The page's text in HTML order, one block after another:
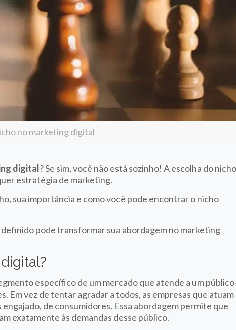
no marketing digital
digital? Se sim, você não está sozinho! A escolha do
estratégia de marketing.
sua importância e como você pode encontrar o nicho
pode transformar sua abordagem no marketing
específico de um mercado que atende a um
Em vez de tentar agradar a todos, as empresas que atuam
de consumidores. Essa abordagem permite que
exatamente às demandas desse público.